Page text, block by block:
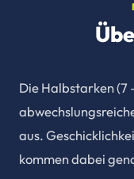
Die Halbstarken (7
aus.
kommen dabei